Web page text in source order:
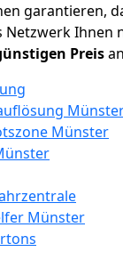
garantieren,
Ihnen
Preis
Münster
Münster